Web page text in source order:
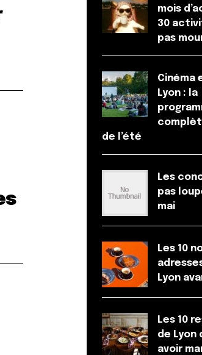
mois
30
pas
Cinéma
Lyon : la
de l’été
Les
pas
mai
Les 10
Lyon
Les 10
de Lyon
avoir